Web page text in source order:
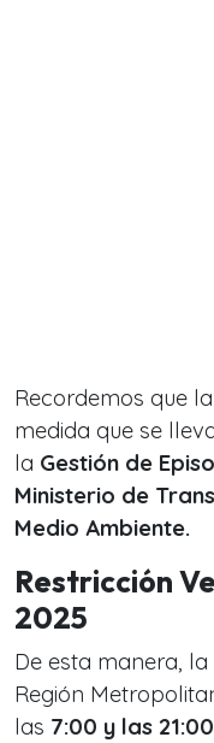
Recordemos que
medida que se
la Gestión de
Ministerio de
Medio Ambiente.
Restricción
2025
De esta manera,
Región
las 7:00 y las